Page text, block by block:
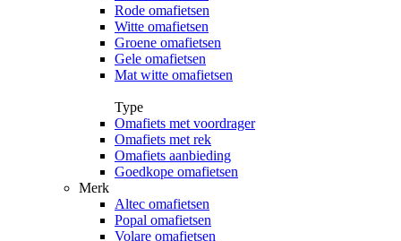
Rode omafietsen
Witte omafietsen
Groene omafietsen
Gele omafietsen
Mat witte omafietsen
Type
Omafiets met voordrager
Omafiets met rek
Omafiets aanbieding
Goedkope omafietsen
Merk
Altec omafietsen
Popal omafietsen
Volare omafietsen